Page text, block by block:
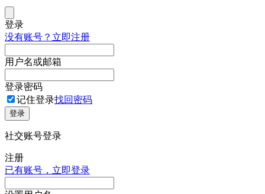
登录
没有账号？立即注册
用户名或邮箱
登录密码
记住登录找回密码
登录
社交账号登录
注册
已有账号，立即登录